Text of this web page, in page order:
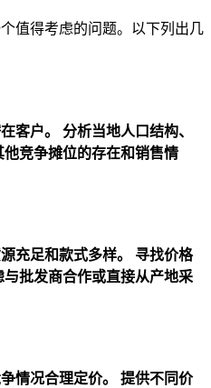
值得考虑的问题。以下列出几
客户。
分析当地人口结构、
他竞争摊位的存在和销售情
充足和款式多样。
寻找价格
与批发商合作或直接从产地采
情况合理定价。
提供不同价